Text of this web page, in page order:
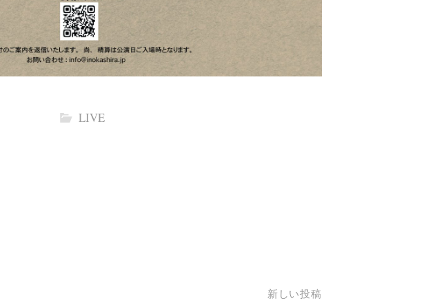
LIVE
新しい投稿